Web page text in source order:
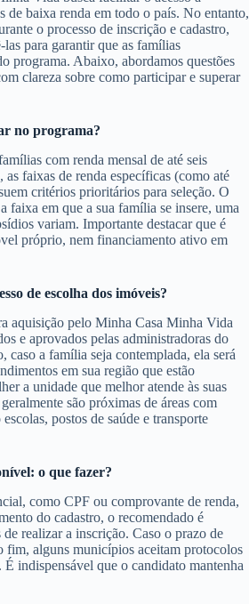
de baixa renda em todo o país. No entanto,
o processo de inscrição e cadastro,
para garantir que as famílias
programa. Abaixo, abordamos questões
clareza sobre como participar e superar
no programa?
com renda mensal de até seis
faixas de renda específicas (como até
critérios prioritários para seleção. O
faixa em que a sua família se insere, uma
variam. Importante destacar que é
próprio, nem financiamento ativo em
de escolha dos imóveis?
aquisição pelo Minha Casa Minha Vida
e aprovados pelas administradoras do
caso a família seja contemplada, ela será
em sua região que estão
a unidade que melhor atende às suas
são próximas de áreas com
postos de saúde e transporte
o que fazer?
como CPF ou comprovante de renda,
do cadastro, o recomendado é
realizar a inscrição. Caso o prazo de
fim, alguns municípios aceitam protocolos
indispensável que o candidato mantenha